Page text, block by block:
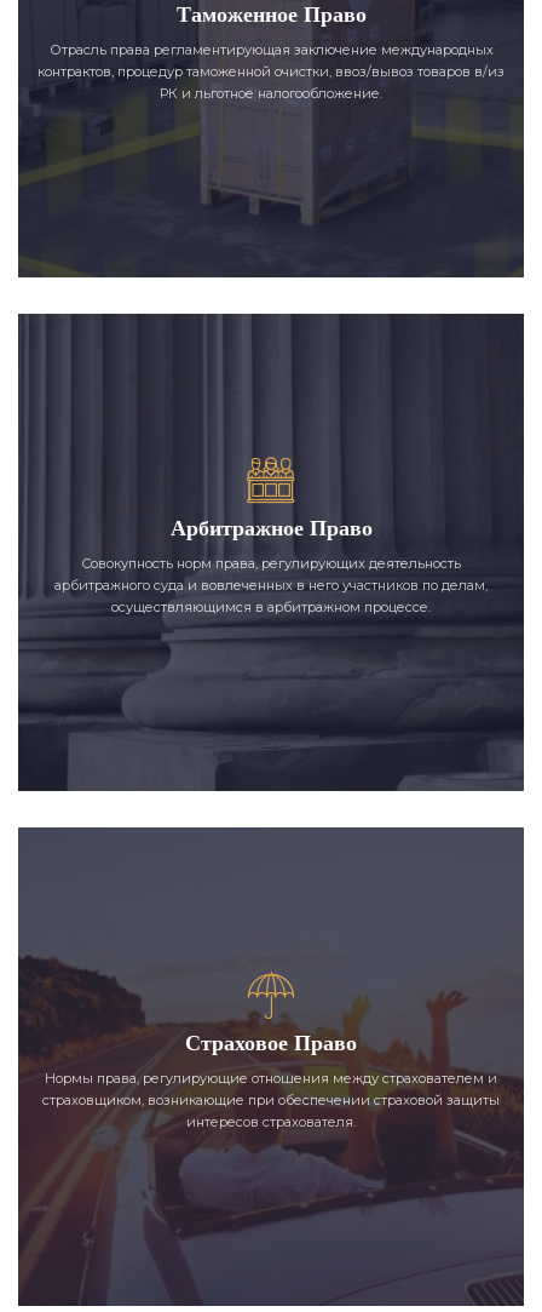
Таможенное Право
Отрасль права регламентирующая заключение международных
контрактов, процедур таможенной очистки, ввоз/вывоз товаров в/из
РК и льготное налогообложение.
Арбитражное Право
Совокупность норм права, регулирующих деятельность
арбитражного суда и вовлеченных в него участников по делам,
осуществляющимся в арбитражном процессе.
Страховое Право
Нормы права, регулирующие отношения между страхователем и
страховщиком, возникающие при обеспечении страховой защиты
интересов страхователя.